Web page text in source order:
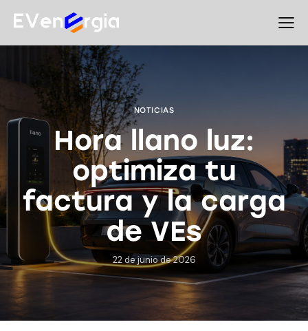
NOTICIAS
Hora llano luz:
optimiza tu
factura y la carga
de VEs
22 de junio de 2026